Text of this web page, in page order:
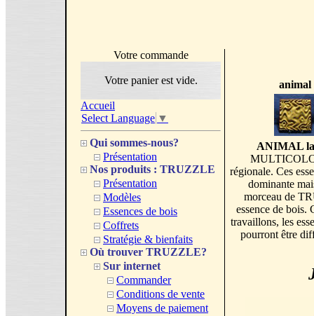
Votre commande
Votre panier est vide.
Accueil
Select Language ▼
Qui sommes-nous?
Présentation
Nos produits : TRUZZLE
Présentation
Modèles
Essences de bois
Coffrets
Stratégie & bienfaits
Où trouver TRUZZLE?
Sur internet
Commander
Conditions de vente
Moyens de paiement
animal
ANIMAL
régionale. Ces
dominante
morceau de
essence de bois.
travaillons, les
pourront être